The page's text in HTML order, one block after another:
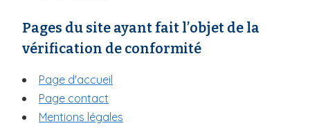
Pages du site ayant fait l’objet de la
vérification de conformité
Page d'accueil
Page contact
Mentions légales